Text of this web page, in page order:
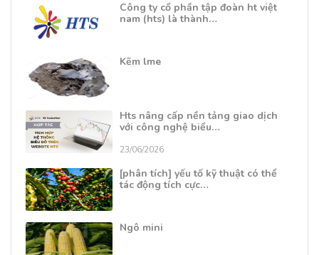
Công ty cổ phần tập đoàn ht việt
nam (hts) là thành…
Kẽm lme
Hts nâng cấp nền tảng giao dịch
với công nghệ biểu…
23/06/2026
[phân tích] yếu tố kỹ thuật có thể
tác động tích cực…
Ngô mini